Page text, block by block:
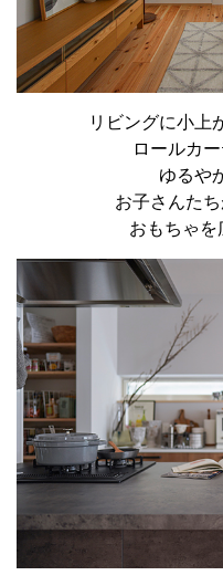
リビングに小上
ロールカ
ゆるや
お子さんた
おもちゃを